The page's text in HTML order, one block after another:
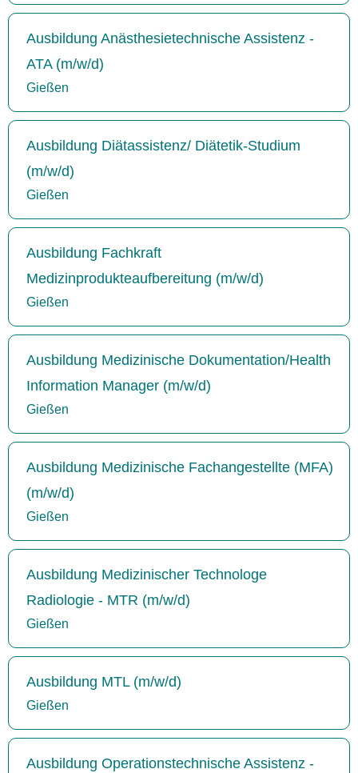
Ausbildung Anästhesietechnische Assistenz -
ATA (m/w/d)
Gießen
Ausbildung Diätassistenz/ Diätetik-Studium
(m/w/d)
Gießen
Ausbildung Fachkraft
Medizinprodukteaufbereitung (m/w/d)
Gießen
Ausbildung Medizinische Dokumentation/Health
Information Manager (m/w/d)
Gießen
Ausbildung Medizinische Fachangestellte (MFA)
(m/w/d)
Gießen
Ausbildung Medizinischer Technologe
Radiologie - MTR (m/w/d)
Gießen
Ausbildung MTL (m/w/d)
Gießen
Ausbildung Operationstechnische Assistenz -